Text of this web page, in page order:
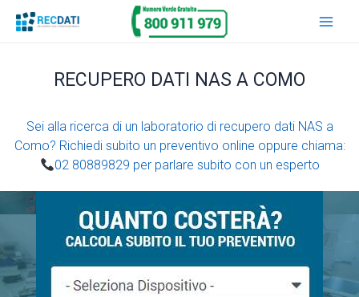
Main
RECUPERO DATI NAS A COMO
Sei alla ricerca di un laboratorio di recupero dati NAS a
Como? Richiedi subito un preventivo online oppure chiama:
02 80889829 per parlare subito con un esperto